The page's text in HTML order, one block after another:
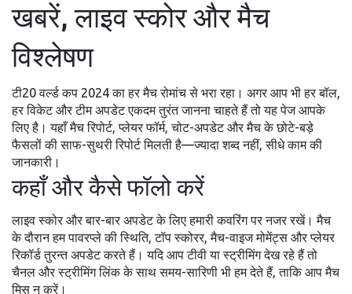
खबरें, लाइव स्कोर और मैच
विश्लेषण
टी20 वर्ल्ड कप 2024 का हर मैच रोमांच से भरा रहा। अगर आप भी हर बॉल,
हर विकेट और टीम अपडेट एकदम तुरंत जानना चाहते हैं तो यह पेज आपके
लिए है। यहाँ मैच रिपोर्ट, प्लेयर फॉर्म, चोट-अपडेट और मैच के छोटे-बड़े
फैसलों की साफ-सुथरी रिपोर्ट मिलती है—ज्यादा शब्द नहीं, सीधे काम की
जानकारी।
कहाँ और कैसे फॉलो करें
लाइव स्कोर और बार-बार अपडेट के लिए हमारी कवरिंग पर नजर रखें। मैच
के दौरान हम पावरप्ले की स्थिति, टॉप स्कोरर, मैच-वाइज मोमेंट्स और प्लेयर
रिकॉर्ड तुरन्त अपडेट करते हैं। यदि आप टीवी या स्ट्रीमिंग देख रहे हैं तो
चैनल और स्ट्रीमिंग लिंक के साथ समय-सारिणी भी हम देते हैं, ताकि आप मैच
मिस न करें।